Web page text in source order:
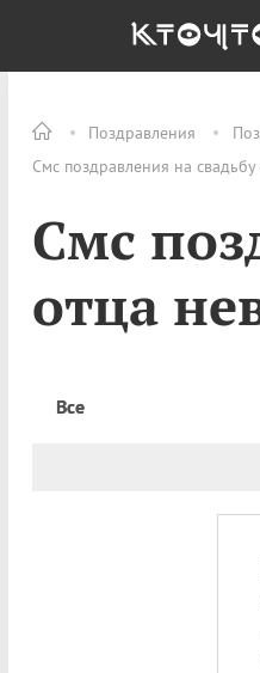
Поздравления
Смс поздравления на
Смс
отца
Все